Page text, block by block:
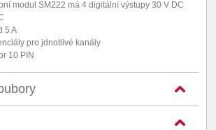
modul SM222 má 4 digitální výstupy 30 V DC
5 A
pro jdnotlivé kanály
10 PIN